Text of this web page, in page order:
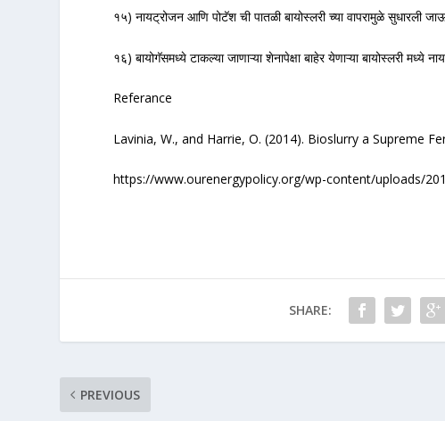
१५) नायट्रोजन आणि पोटॅश ची पातळी बायोस्लरी च्या वापरामुळे सुधारली
१६) बायोगॅसमध्ये टाकल्या जाणाऱ्या शेनापेक्षा बाहेर येणाऱ्या बायोस्लरी
Referance
Lavinia, W., and Harrie, O. (2014). Bioslurry a Supreme
https://www.ourenergypolicy.org/wp-content/uploads/
SHARE:
PREVIOUS